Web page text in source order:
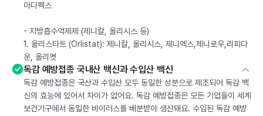
아디펙스
- 지방흡수억제제 (제니칼, 올리시스 등)
1. 올리스타트 (Orlistat): 제니칼, 올리시스, 제니엑스,제니로우,리피다
운, 올리엣
독감 예방접종 국내산 백신과 수입산 백신
독감 예방접종은 국산과 수입산 모두 동일한 성분으로 제조되어 독감 백
신의 효능에 있어서 차이가 없어요. 독감 예방접종은 모든 기업들이 세계
보건기구에서 동일한 바이러스를 배분받아 생산돼요. 수입된 독감 예방